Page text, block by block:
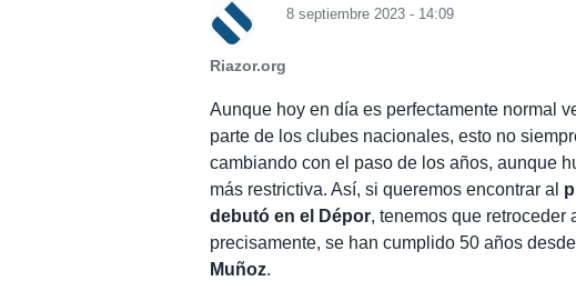
Riazor.org
8 septiembre 2023 - 14:09
Aunque hoy en día es perfectamente normal
parte de los clubes nacionales, esto no
cambiando con el paso de los años, aunque
más restrictiva. Así, si queremos encontrar al
debutó en el Dépor, tenemos que retroceder
precisamente, se han cumplido 50 años
Muñoz.